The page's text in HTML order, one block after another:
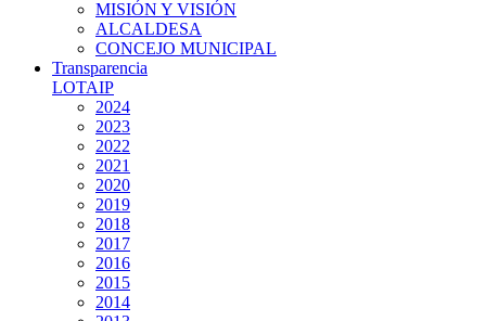
MISIÓN Y VISIÓN
ALCALDESA
CONCEJO MUNICIPAL
Transparencia
LOTAIP
2024
2023
2022
2021
2020
2019
2018
2017
2016
2015
2014